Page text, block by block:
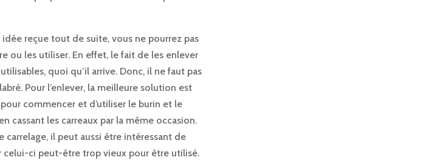
reçue tout de suite, vous ne pourrez pas
ou les utiliser. En effet, le fait de les enlever
quoi qu’il arrive. Donc, il ne faut pas
Pour l’enlever, la meilleure solution est
commencer et d’utiliser le burin et le
cassant les carreaux par la même occasion.
carrelage, il peut aussi être intéressant de
celui-ci peut-être trop vieux pour être utilisé.